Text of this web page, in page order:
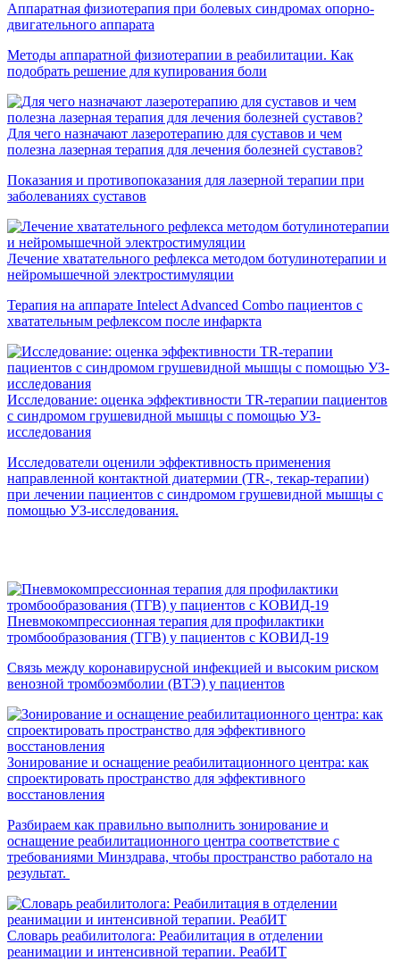
Аппаратная физиотерапия при болевых синдромах опорно-
двигательного аппарата
Методы аппаратной физиотерапии в реабилитации. Как
подобрать решение для купирования боли
Для чего назначают лазеротерапию для суставов и чем
полезна лазерная терапия для лечения болезней суставов?
Показания и противопоказания для лазерной терапии при
заболеваниях суставов
Лечение хватательного рефлекса методом ботулинотерапии и
нейромышечной электростимуляции
Терапия на аппарате Intelect Advanced Combo пациентов с
хватательным рефлексом после инфаркта
Исследование: оценка эффективности TR-терапии пациентов
с синдромом грушевидной мышцы с помощью УЗ-
исследования
Исследователи оценили эффективность применения
направленной контактной диатермии (TR-, текар-терапии)
при лечении пациентов с синдромом грушевидной мышцы с
помощью УЗ-исследования.
Пневмокомпрессионная терапия для профилактики
тромбообразования (ТГВ) у пациентов с КОВИД-19
Связь между коронавирусной инфекцией и высоким риском
венозной тромбоэмболии (ВТЭ) у пациентов
Зонирование и оснащение реабилитационного центра: как
спроектировать пространство для эффективного
восстановления
Разбираем как правильно выполнить зонирование и
оснащение реабилитационного центра соответствие с
требованиями Минздрава, чтобы пространство работало на
результат.
Словарь реабилитолога: Реабилитация в отделении
реанимации и интенсивной терапии. РеабИТ